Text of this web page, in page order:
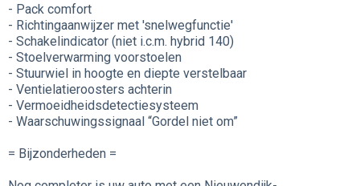
- Pack comfort
- Richtingaanwijzer met 'snelwegfunctie'
- Schakelindicator (niet i.c.m. hybrid 140)
- Stoelverwarming voorstoelen
- Stuurwiel in hoogte en diepte verstelbaar
- Ventielatieroosters achterin
- Vermoeidheidsdetectiesysteem
- Waarschuwingssignaal “Gordel niet om”
= Bijzonderheden =